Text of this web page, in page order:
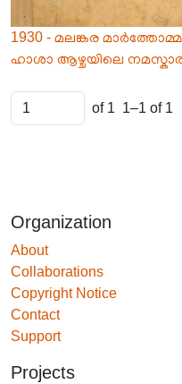
1930 - മലങ്കര
ഹാശാ ആഴ്ചയിലെ
of 1 1–1 of 1
Organization
About
Collaborations
Copyright Notice
Contact
Support
Projects